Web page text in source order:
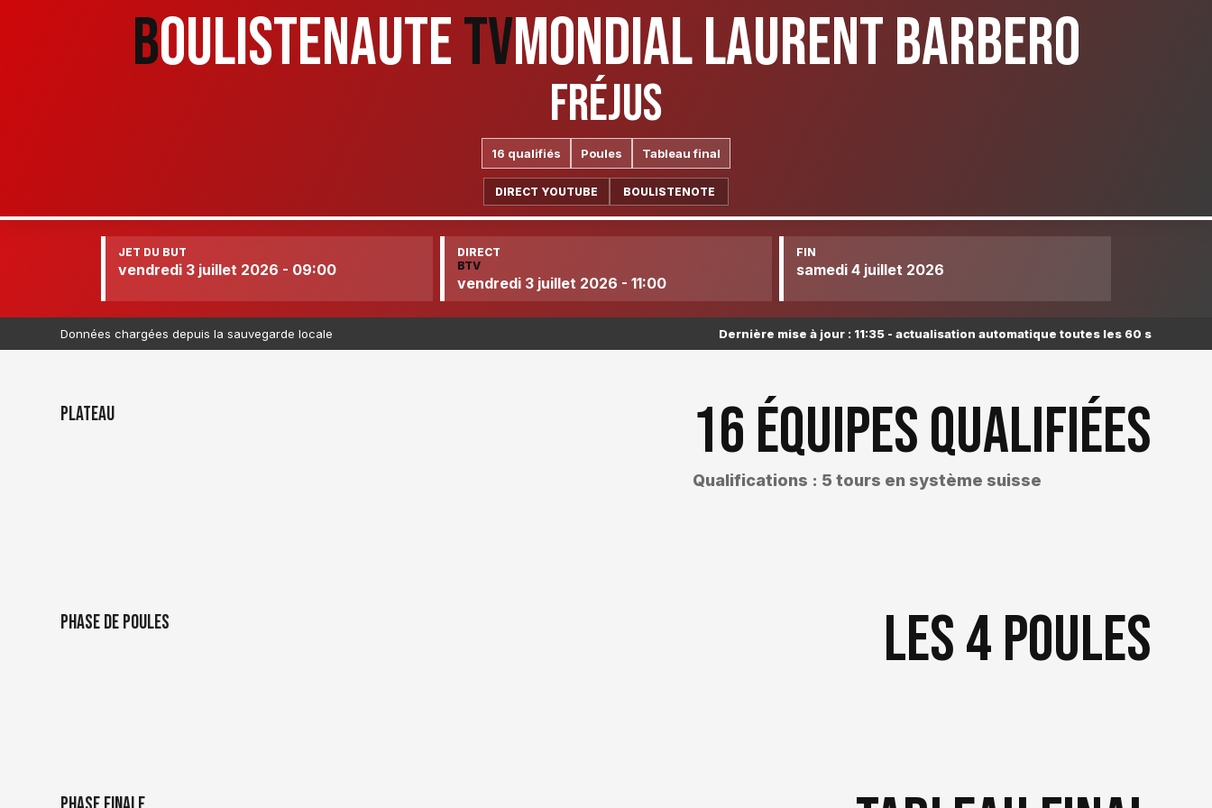
BOULISTENAUTETVMONDIAL LAURENT BARBERO
FRÉJUS
16 qualifiés Poules Tableau final
DIRECT YOUTUBE BOULISTENOTE
JET DU BUT
vendredi 3 juillet 2026 - 09:00
DIRECT
BTV
vendredi 3 juillet 2026 - 11:00
FIN
samedi 4 juillet 2026
Données chargées depuis la sauvegarde locale Dernière mise à jour : 11:35 - actualisation automatique toutes les 60 s
Plateau 16 équipes qualifiées
Qualifications : 5 tours en système suisse
Phase de poules Les 4 poules